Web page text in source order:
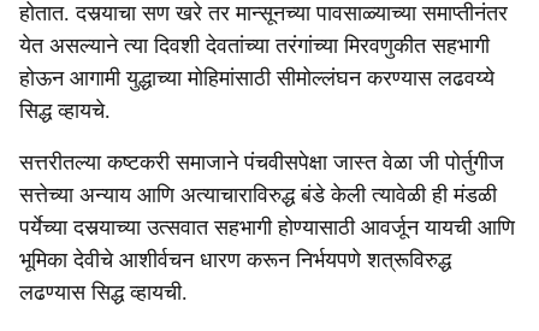
होतात. दसर्‍याचा सण खरे तर मान्सूनच्या पावसाळ्याच्या समाप्तीनंतर
येत असल्याने त्या दिवशी देवतांच्या तरंगांच्या मिरवणुकीत सहभागी
होऊन आगामी युद्धाच्या मोहिमांसाठी सीमोल्लंघन करण्यास लढवय्ये
सिद्ध व्हायचे.
सत्तरीतल्या कष्टकरी समाजाने पंचवीसपेक्षा जास्त वेळा जी पोर्तुगीज
सत्तेच्या अन्याय आणि अत्याचाराविरुद्ध बंडे केली त्यावेळी ही मंडळी
पर्येच्या दसर्‍याच्या उत्सवात सहभागी होण्यासाठी आवर्जून यायची आणि
भूमिका देवीचे आशीर्वचन धारण करून निर्भयपणे शत्रूविरुद्ध
लढण्यास सिद्ध व्हायची.